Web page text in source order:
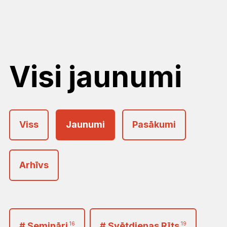
Visi jaunumi
Viss Jaunumi Pasākumi
Arhīvs
Janvāris
Februāris
Marts
16 19